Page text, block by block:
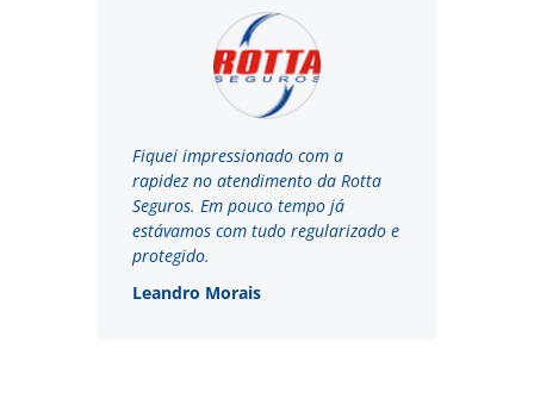
Fiquei impressionado com a
rapidez no atendimento da Rotta
Seguros. Em pouco tempo já
estávamos com tudo regularizado e
protegido.
Leandro Morais